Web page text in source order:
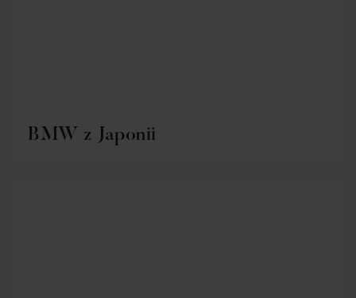
BMW z Japonii